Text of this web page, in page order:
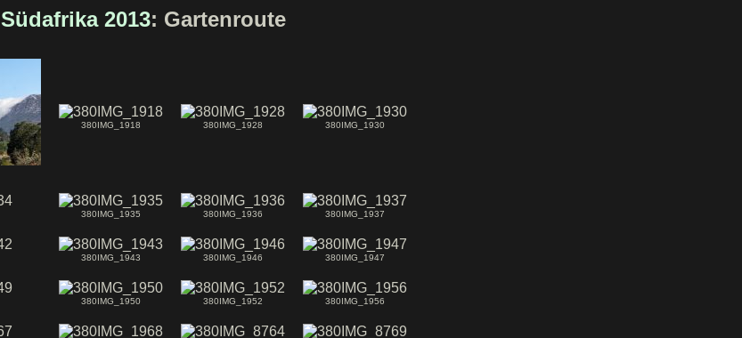
Südafrika 2013: Gartenroute
380IMG_1918 380IMG_1928 380IMG_1930
380IMG_1935 380IMG_1936 380IMG_1937
380IMG_1943 380IMG_1946 380IMG_1947
380IMG_1950 380IMG_1952 380IMG_1956